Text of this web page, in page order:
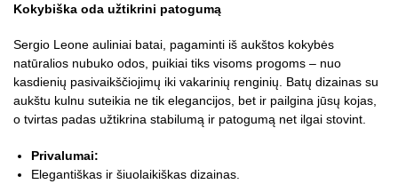
Kokybiška oda užtikrini patogumą
Sergio Leone auliniai batai, pagaminti iš aukštos kokybės
natūralios nubuko odos, puikiai tiks visoms progoms – nuo
kasdienių pasivaikščiojimų iki vakarinių renginių. Batų dizainas su
aukštu kulnu suteikia ne tik elegancijos, bet ir pailgina jūsų kojas,
o tvirtas padas užtikrina stabilumą ir patogumą net ilgai stovint.
Privalumai:
Elegantiškas ir šiuolaikiškas dizainas.